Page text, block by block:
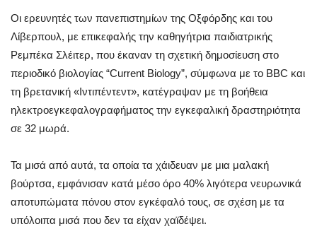
Οι ερευνητές των πανεπιστημίων της Οξφόρδης και του
Λίβερπουλ, με επικεφαλής την καθηγήτρια παιδιατρικής
Ρεμπέκα Σλέιτερ, που έκαναν τη σχετική δημοσίευση στο
περιοδικό βιολογίας “Current Biology”, σύμφωνα με το BBC και
τη βρετανική «Ιντιπέντεντ», κατέγραψαν με τη βοήθεια
ηλεκτροεγκεφαλογραφήματος την εγκεφαλική δραστηριότητα
σε 32 μωρά.
Τα μισά από αυτά, τα οποία τα χάιδευαν με μια μαλακή
βούρτσα, εμφάνισαν κατά μέσο όρο 40% λιγότερα νευρωνικά
αποτυπώματα πόνου στον εγκέφαλό τους, σε σχέση με τα
υπόλοιπα μισά που δεν τα είχαν χαϊδέψει.